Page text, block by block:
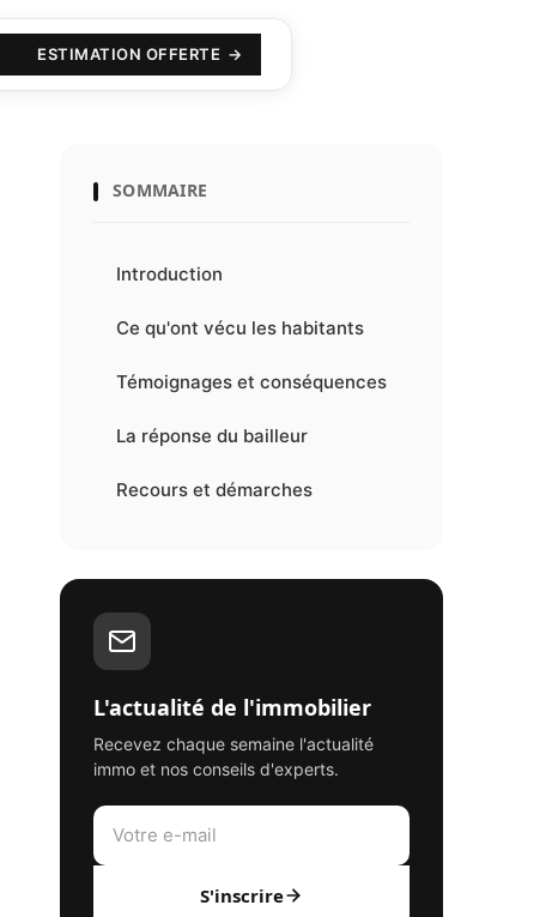
ESTIMATION OFFERTE
SOMMAIRE
Introduction
Ce qu'ont vécu les habitants
Témoignages et conséquences
La réponse du bailleur
Recours et démarches
L'actualité de l'immobilier
Recevez chaque semaine l'actualité
immo et nos conseils d'experts.
S'inscrire